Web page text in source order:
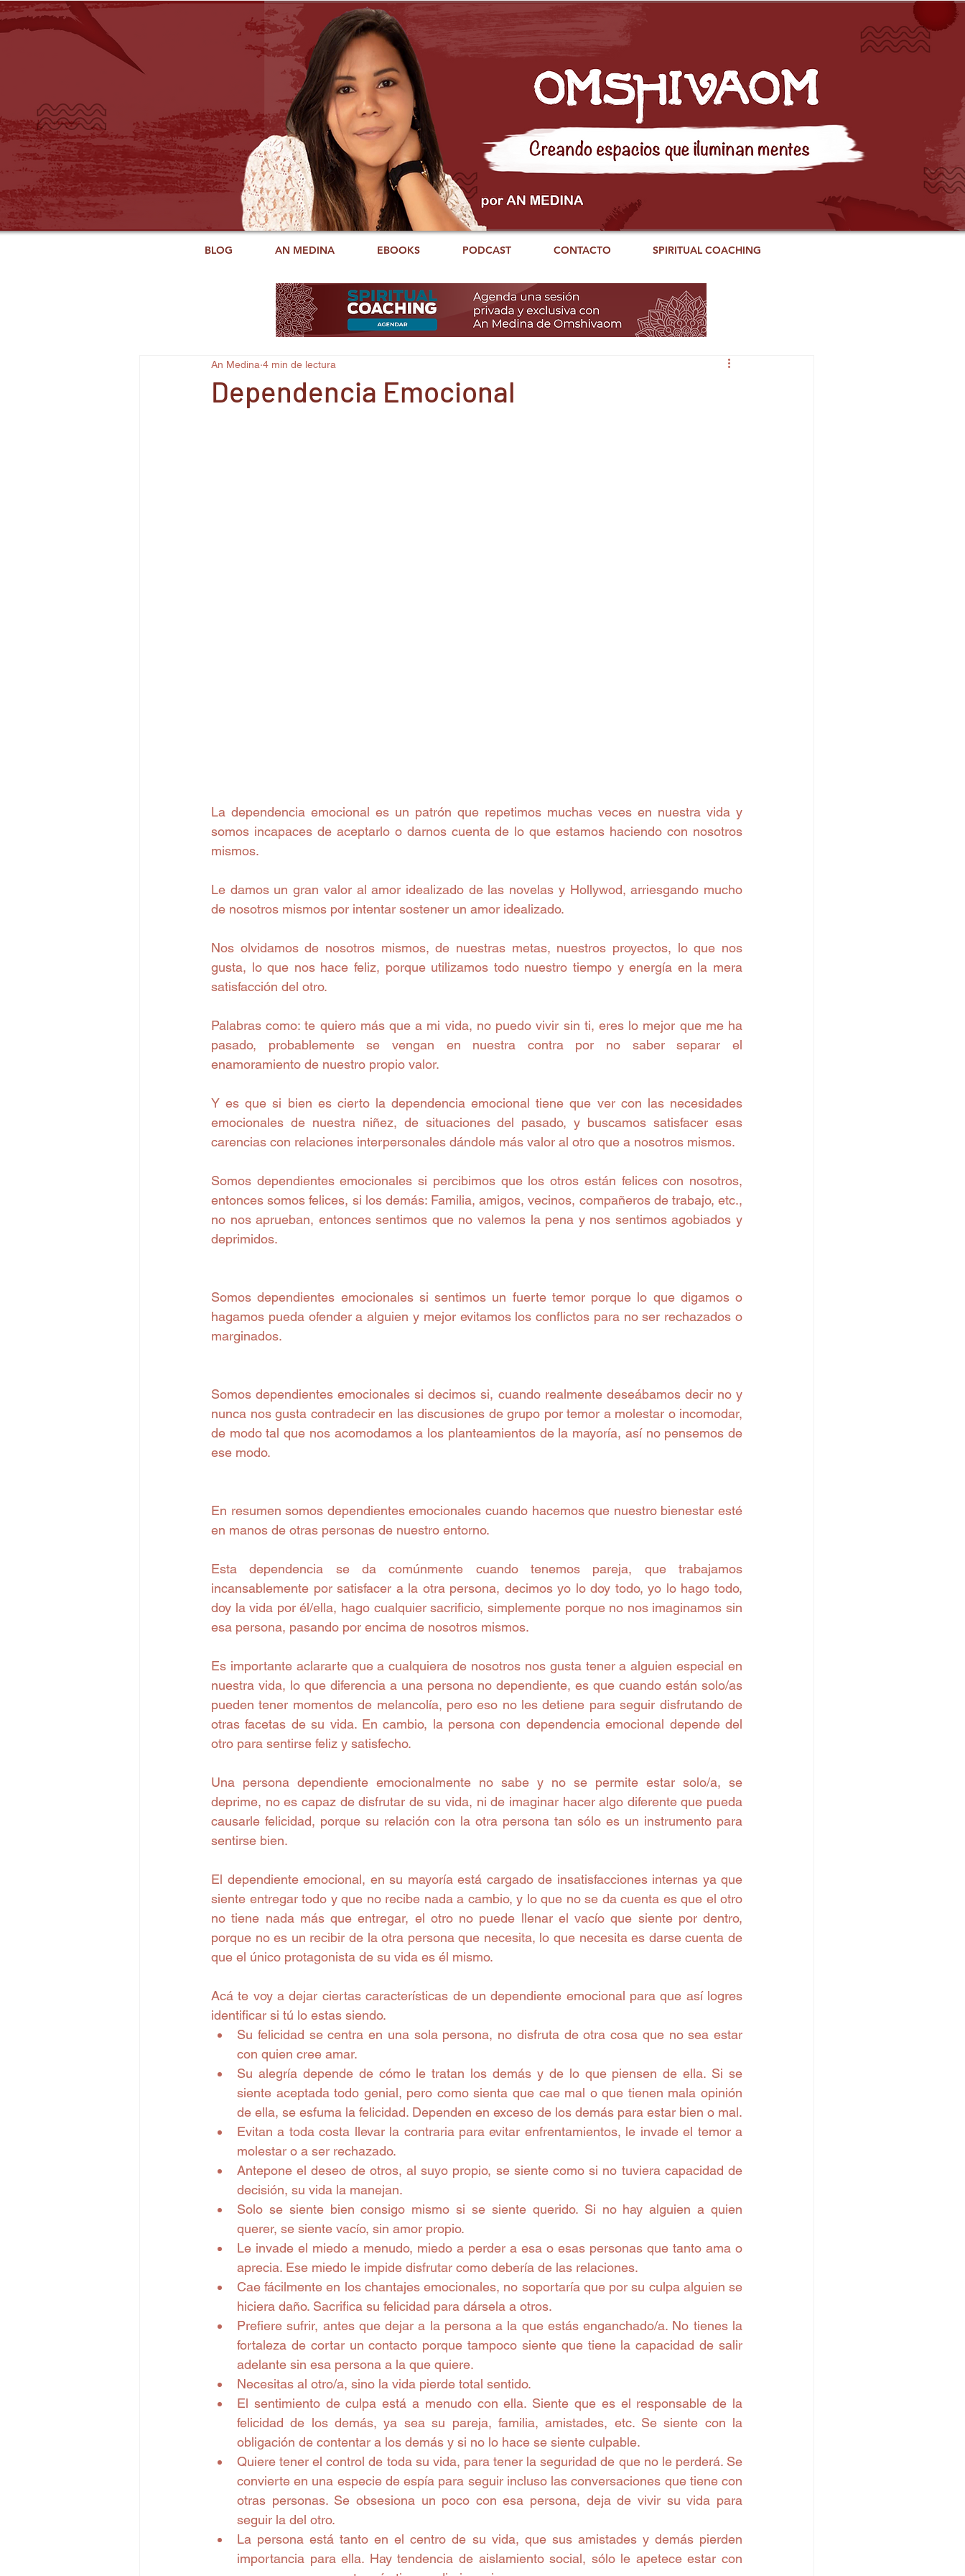
BLOG AN MEDINA EBOOKS PODCAST CONTACTO SPIRITUAL COACHING
Dependencia Emocional
An Medina 4 min de lectura
La dependencia emocional es un patrón que repetimos muchas veces en nuestra vida y
somos incapaces de aceptarlo o darnos cuenta de lo que estamos haciendo con nosotros
mismos.
Le damos un gran valor al amor idealizado de las novelas y Hollywod, arriesgando mucho
de nosotros mismos por intentar sostener un amor idealizado.
Nos olvidamos de nosotros mismos, de nuestras metas, nuestros proyectos, lo que nos
gusta, lo que nos hace feliz, porque utilizamos todo nuestro tiempo y energía en la mera
satisfacción del otro.
Palabras como: te quiero más que a mi vida, no puedo vivir sin ti, eres lo mejor que me ha
pasado, probablemente se vengan en nuestra contra por no saber separar el
enamoramiento de nuestro propio valor.
Y es que si bien es cierto la dependencia emocional tiene que ver con las necesidades
emocionales de nuestra niñez, de situaciones del pasado, y buscamos satisfacer esas
carencias con relaciones interpersonales dándole más valor al otro que a nosotros mismos.
Somos dependientes emocionales si percibimos que los otros están felices con nosotros,
entonces somos felices, si los demás: Familia, amigos, vecinos, compañeros de trabajo, etc.,
no nos aprueban, entonces sentimos que no valemos la pena y nos sentimos agobiados y
deprimidos.
Somos dependientes emocionales si sentimos un fuerte temor porque lo que digamos o
hagamos pueda ofender a alguien y mejor evitamos los conflictos para no ser rechazados o
marginados.
Somos dependientes emocionales si decimos si, cuando realmente deseábamos decir no y
nunca nos gusta contradecir en las discusiones de grupo por temor a molestar o incomodar,
de modo tal que nos acomodamos a los planteamientos de la mayoría, así no pensemos de
ese modo.
En resumen somos dependientes emocionales cuando hacemos que nuestro bienestar esté
en manos de otras personas de nuestro entorno.
Esta dependencia se da comúnmente cuando tenemos pareja, que trabajamos
incansablemente por satisfacer a la otra persona, decimos yo lo doy todo, yo lo hago todo,
doy la vida por él/ella, hago cualquier sacrificio, simplemente porque no nos imaginamos sin
esa persona, pasando por encima de nosotros mismos.
Es importante aclararte que a cualquiera de nosotros nos gusta tener a alguien especial en
nuestra vida, lo que diferencia a una persona no dependiente, es que cuando están solo/as
pueden tener momentos de melancolía, pero eso no les detiene para seguir disfrutando de
otras facetas de su vida. En cambio, la persona con dependencia emocional depende del
otro para sentirse feliz y satisfecho.
Una persona dependiente emocionalmente no sabe y no se permite estar solo/a, se
deprime, no es capaz de disfrutar de su vida, ni de imaginar hacer algo diferente que pueda
causarle felicidad, porque su relación con la otra persona tan sólo es un instrumento para
sentirse bien.
El dependiente emocional, en su mayoría está cargado de insatisfacciones internas ya que
siente entregar todo y que no recibe nada a cambio, y lo que no se da cuenta es que el otro
no tiene nada más que entregar, el otro no puede llenar el vacío que siente por dentro,
porque no es un recibir de la otra persona que necesita, lo que necesita es darse cuenta de
que el único protagonista de su vida es él mismo.
Acá te voy a dejar ciertas características de un dependiente emocional para que así logres
identificar si tú lo estas siendo.
Su felicidad se centra en una sola persona, no disfruta de otra cosa que no sea estar
con quien cree amar.
Su alegría depende de cómo le tratan los demás y de lo que piensen de ella. Si se
siente aceptada todo genial, pero como sienta que cae mal o que tienen mala opinión
Evitan a toda costa llevar la contraria para evitar enfrentamientos, le invade el temor a
molestar o a ser rechazado.
Antepone el deseo de otros, al suyo propio, se siente como si no tuviera capacidad de
decisión, su vida la manejan.
Solo se siente bien consigo mismo si se siente querido. Si no hay alguien a quien
querer, se siente vacío, sin amor propio.
Le invade el miedo a menudo, miedo a perder a esa o esas personas que tanto ama o
aprecia. Ese miedo le impide disfrutar como debería de las relaciones.
Cae fácilmente en los chantajes emocionales, no soportaría que por su culpa alguien se
hiciera daño. Sacrifica su felicidad para dársela a otros.
Prefiere sufrir, antes que dejar a la persona a la que estás enganchado/a. No tienes la
fortaleza de cortar un contacto porque tampoco siente que tiene la capacidad de salir
adelante sin esa persona a la que quiere.
Necesitas al otro/a, sino la vida pierde total sentido.
El sentimiento de culpa está a menudo con ella. Siente que es el responsable de la
felicidad de los demás, ya sea su pareja, familia, amistades, etc. Se siente con la
obligación de contentar a los demás y si no lo hace se siente culpable.
Quiere tener el control de toda su vida, para tener la seguridad de que no le perderá. Se
convierte en una especie de espía para seguir incluso las conversaciones que tiene con
otras personas. Se obsesiona un poco con esa persona, deja de vivir su vida para
seguir la del otro.
La persona está tanto en el centro de su vida, que sus amistades y demás pierden
importancia para ella. Hay tendencia de aislamiento social, sólo le apetece estar con